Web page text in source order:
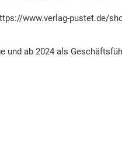
www.verlag-pustet.de/
und ab 2024 als